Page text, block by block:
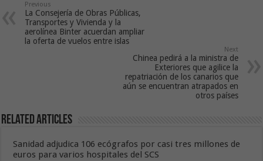
Previous
La Consejería de Obras Públicas,
Transportes y Vivienda y la
aerolínea Binter acuerdan ampliar
la oferta de vuelos entre islas
Next
Chinea pedirá a la ministra de
Exteriores que agilice la
repatriación de los canarios que
aún se encuentran atrapados en
otros países
Related Articles
Sanidad adjudica 106 ecógrafos por casi tres millones de
euros para varios hospitales del SCS